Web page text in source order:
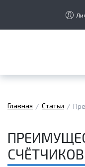
Главная Статьи
СЧЁТЧИКОВ